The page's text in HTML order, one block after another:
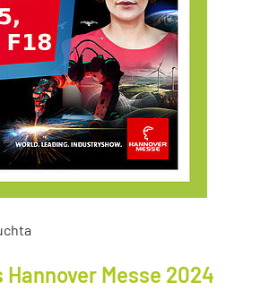
Messe 2024